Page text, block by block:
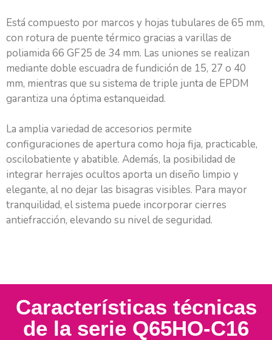
Está compuesto por marcos y hojas tubulares de 65 mm,
con rotura de puente térmico gracias a varillas de
poliamida 66 GF25 de 34 mm. Las uniones se realizan
mediante doble escuadra de fundición de 15, 27 o 40
mm, mientras que su sistema de triple junta de EPDM
garantiza una óptima estanqueidad.
La amplia variedad de accesorios permite
configuraciones de apertura como hoja fija, practicable,
oscilobatiente y abatible. Además, la posibilidad de
integrar herrajes ocultos aporta un diseño limpio y
elegante, al no dejar las bisagras visibles. Para mayor
tranquilidad, el sistema puede incorporar cierres
antiefracción, elevando su nivel de seguridad.
Características técnicas
de la serie Q65HO-C16